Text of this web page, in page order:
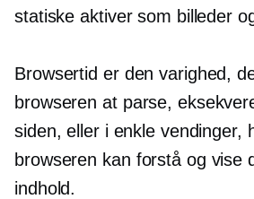
statiske aktiver som billeder
Browsertid er den varighed,
browseren at parse,
siden, eller i enkle vendinger,
browseren kan forstå og vise
indhold.